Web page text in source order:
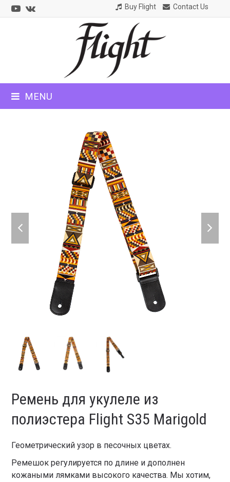
Youtube
VK Buy Flight Contact Us
MENU
slide
slide
Ремень для укулеле из
полиэстера Flight S35 Marigold
Геометрический узор в песочных цветах.
Ремешок регулируется по длине и дополнен
кожаными лямками высокого качества. Мы хотим,